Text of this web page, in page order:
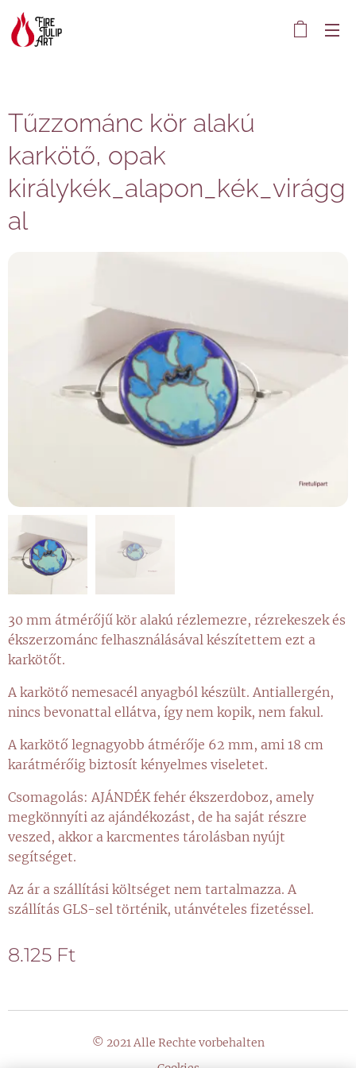
Tűzzománc kör alakú
karkötő, opak
királykék_alapon_kék_virágg
al
30 mm átmérőjű kör alakú rézlemezre, rézrekeszek és
ékszerzománc felhasználásával készítettem ezt a
karkötőt.
A karkötő nemesacél anyagból készült. Antiallergén,
nincs bevonattal ellátva, így nem kopik, nem fakul.
A karkötő legnagyobb átmérője 62 mm, ami 18 cm
karátmérőig biztosít kényelmes viseletet.
Csomagolás: AJÁNDÉK fehér ékszerdoboz, amely
megkönnyíti az ajándékozást, de ha saját részre
veszed, akkor a karcmentes tárolásban nyújt
segítséget.
Az ár a szállítási költséget nem tartalmazza. A
szállítás GLS-sel történik, utánvételes fizetéssel.
8.125 Ft
© 2021 Alle Rechte vorbehalten